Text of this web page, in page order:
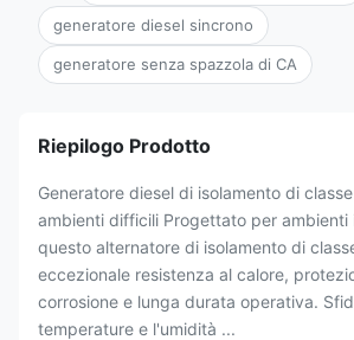
generatore diesel sincrono
generatore senza spazzola di CA
Riepilogo Prodotto
Generatore diesel di isolamento di
ambienti difficili Progettato per ambienti
questo alternatore di isolamento di
eccezionale resistenza al calore,
corrosione e lunga durata operativa.
temperature e l'umidità ...